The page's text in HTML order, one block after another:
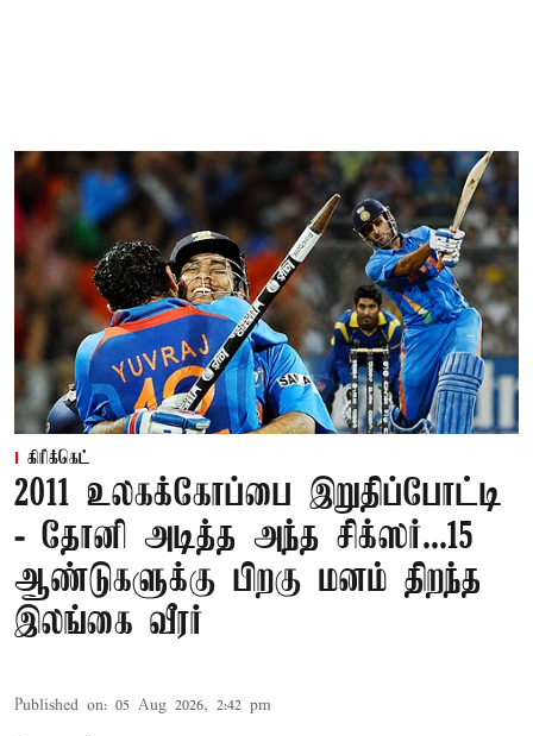
கிரிக்கெட்
2011 உலகக்கோப்பை இறுதிப்போட்டி
- தோனி அடித்த அந்த சிக்ஸர்...15
ஆண்டுகளுக்கு பிறகு மனம் திறந்த
இலங்கை வீரர்
Published on: 05 Aug 2026, 2:42 pm